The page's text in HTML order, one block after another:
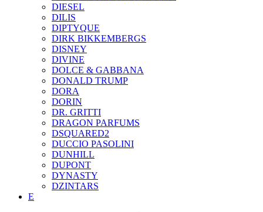
DIESEL
DILIS
DIPTYQUE
DIRK BIKKEMBERGS
DISNEY
DIVINE
DOLCE & GABBANA
DONALD TRUMP
DORA
DORIN
DR. GRITTI
DRAGON PARFUMS
DSQUARED2
DUCCIO PASOLINI
DUNHILL
DUPONT
DYNASTY
DZINTARS
E